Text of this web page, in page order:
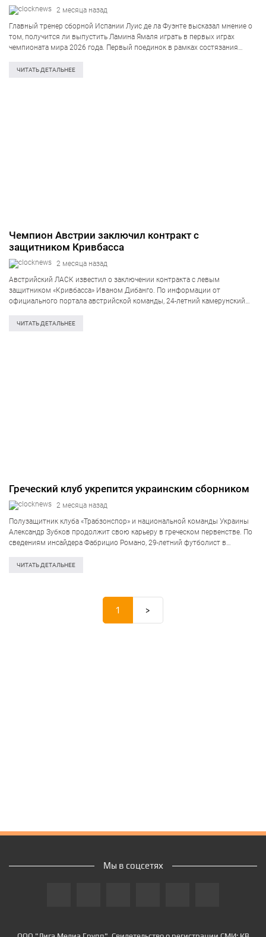
2 месяца назад
Главный тренер сборной Испании Луис де ла Фуэнте высказал мнение о
том, получится ли выпустить Ламина Ямаля играть в первых играх
чемпионата мира 2026 года. Первый поединок в рамках состязания
июня. Рулевой…
ЧИТАТЬ ДЕТАЛЬНЕЕ
Чемпион Австрии заключил контракт с
защитником Кривбасса
2 месяца назад
Австрийский ЛАСК известил о заключении контракта с левым
защитником «Кривбасса» Иваном Дибанго. По информации от
официального портала австрийской команды, 24-летний камерунский
действовать до лета 2029 года. Уточняется, что спортсмен перешел в
ЧИТАТЬ ДЕТАЛЬНЕЕ
Греческий клуб укрепится украинским сборником
2 месяца назад
Полузащитник клуба «Трабзонспор» и национальной команды Украины
Александр Зубков продолжит свою карьеру в греческом первенстве. По
сведениям инсайдера Фабрицио Романо, 29-летний футболист в
чемпиона страны — АЕК. Согласно информации из источника, афинский
ЧИТАТЬ ДЕТАЛЬНЕЕ
1 >
Мы в соцсетях